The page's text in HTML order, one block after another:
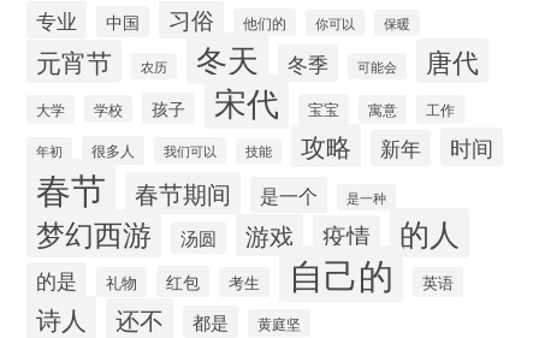
专业 中国 习俗 他们的 你可以 保暖
元宵节 农历 冬天 冬季 可能会 唐代
大学 学校 孩子 宋代 宝宝 寓意 工作
年初 很多人 我们可以 技能 攻略 新年 时间
春节 春节期间 是一个 是一种
梦幻西游 汤圆 游戏 疫情 的人
的是 礼物 红包 考生 自己的 英语
诗人 还不 都是 黄庭坚